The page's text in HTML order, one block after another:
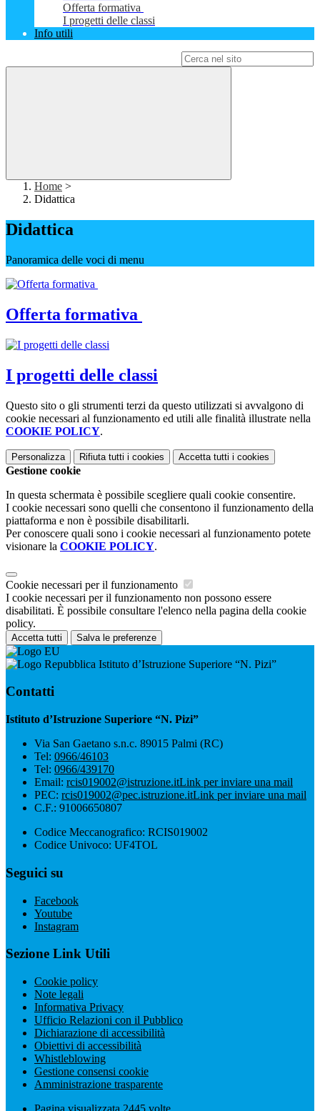
Offerta formativa
I progetti delle classi
Info utili
Home >
Didattica
Didattica
Panoramica delle voci di menu
Offerta formativa
I progetti delle classi
Questo sito o gli strumenti terzi da questo utilizzati si avvalgono di
cookie necessari al funzionamento ed utili alle finalità illustrate nella
COOKIE POLICY.
Personalizza Rifiuta tutti i cookies Accetta tutti i cookies
Gestione cookie
In questa schermata è possibile scegliere quali cookie consentire.
I cookie necessari sono quelli che consentono il funzionamento della
piattaforma e non è possibile disabilitarli.
Per conoscere quali sono i cookie necessari al funzionamento potete
visionare la COOKIE POLICY.
Cookie necessari per il funzionamento
I cookie necessari per il funzionamento non possono essere
disabilitati. È possibile consultare l'elenco nella pagina della cookie
policy.
Accetta tutti Salva le preferenze
Istituto d’Istruzione Superiore “N. Pizi”
Contatti
Istituto d’Istruzione Superiore “N. Pizi”
Via San Gaetano s.n.c. 89015 Palmi (RC)
Tel: 0966/46103
Tel: 0966/439170
Email: rcis019002@istruzione.itLink per inviare una mail
PEC: rcis019002@pec.istruzione.itLink per inviare una mail
C.F.: 91006650807
Codice Meccanografico: RCIS019002
Codice Univoco: UF4TOL
Seguici su
Facebook
Youtube
Instagram
Sezione Link Utili
Cookie policy
Note legali
Informativa Privacy
Ufficio Relazioni con il Pubblico
Dichiarazione di accessibilità
Obiettivi di accessibilità
Whistleblowing
Gestione consensi cookie
Amministrazione trasparente
Pagina visualizzata 2445 volte